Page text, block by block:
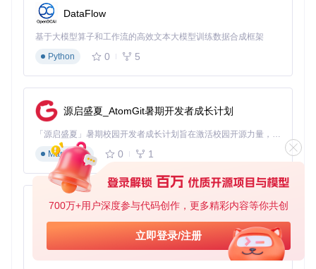
700万+用户深度参与代码创作，更多精彩内容等你共创
立即登录/注册
参数调节区域
3. 病历管理（配置文件系统）
功能定位：保存和管理不同"患者"的治疗方案
导出/导入.npi格式配置方案
快速切换不同优化策略
参数调节的"三值原则"
专业显卡调校需遵循"推荐值/安全值/极限值"三档配置策略：
名称
推
荐
值
范围
值
场景
风险提示
1 1-3 0
设置为0可能
导致画面撕
裂
DataFlow
基于大模型算子和工作流的高效文本大模型训练数据合成框架
Python
0 5
源启盛夏_AtomGit暑期开发者成长计划
「源启盛夏」暑期校园开发者成长计划旨在激活校园开源力量，通过积分激励、认证扶持、资源倾斜等形式，引导高校组织和开发者完成「入驻 — 建项目 — 做贡献 — 获认证 — 得资源」的完整闭环。无论你是想带领社团入驻平台的组织者，还是希望用代码贡献证明自己的开发者，都能在这里找到属于你的成长路径。
Markdown
0 1
py-xiaozhi
基于Python的Xiaozhi AI，适用于想要完整Xiaozhi体验而无需拥有专用硬件的用户。
Python
0 1